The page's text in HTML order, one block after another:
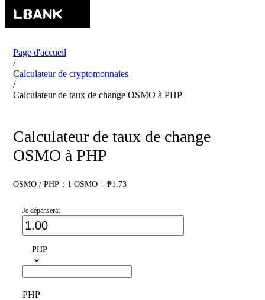
Page d'accueil
/
Calculateur de cryptomonnaies
/
Calculateur de taux de change OSMO à PHP
Calculateur de taux de change
OSMO à PHP
OSMO / PHP：1 OSMO = ₱1.73
Je dépenserai
PHP
PHP